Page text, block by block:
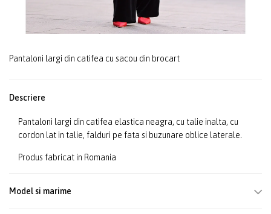
Pantaloni largi din catifea cu sacou din brocart
Descriere
Pantaloni largi din catifea elastica neagra, cu talie inalta, cu
cordon lat in talie, falduri pe fata si buzunare oblice laterale.
Produs fabricat in Romania
Model si marime